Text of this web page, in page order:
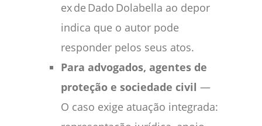
ex de Dado Dolabella ao depor
indica que o autor pode
responder pelos seus atos.
Para advogados, agentes de
proteção e sociedade civil —
O caso exige atuação integrada: